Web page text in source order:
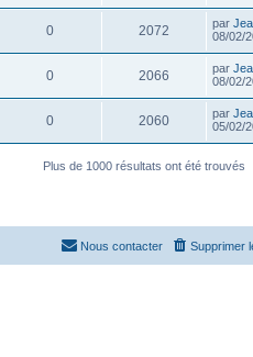
0 2072 par
08/02/
0 2066 par
08/02/
0 2060 par
05/02/
Plus de 1000 résultats ont été trouvés
Supprimer
Nous contacter